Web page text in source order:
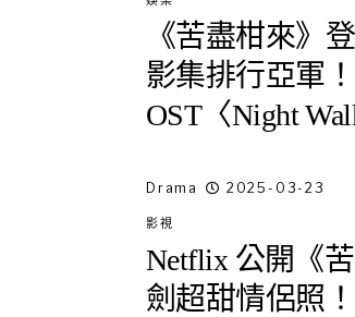
《苦盡柑來》
影集排行亞軍
OST〈Night
Drama 2025-03-23
影視
Netflix 公開《
劍超甜情侶照